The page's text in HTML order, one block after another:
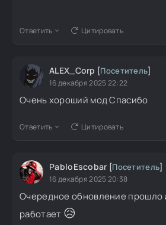
Ответить Цитировать
ALEX_Corp [Посетитель]
16 декабря 2025 22:22
Очень хороший мод Спасибо
Ответить Цитировать
PabloEscobar [Посетитель]
16 декабря 2025 20:38
Очередное обновление прошло
работает 😥